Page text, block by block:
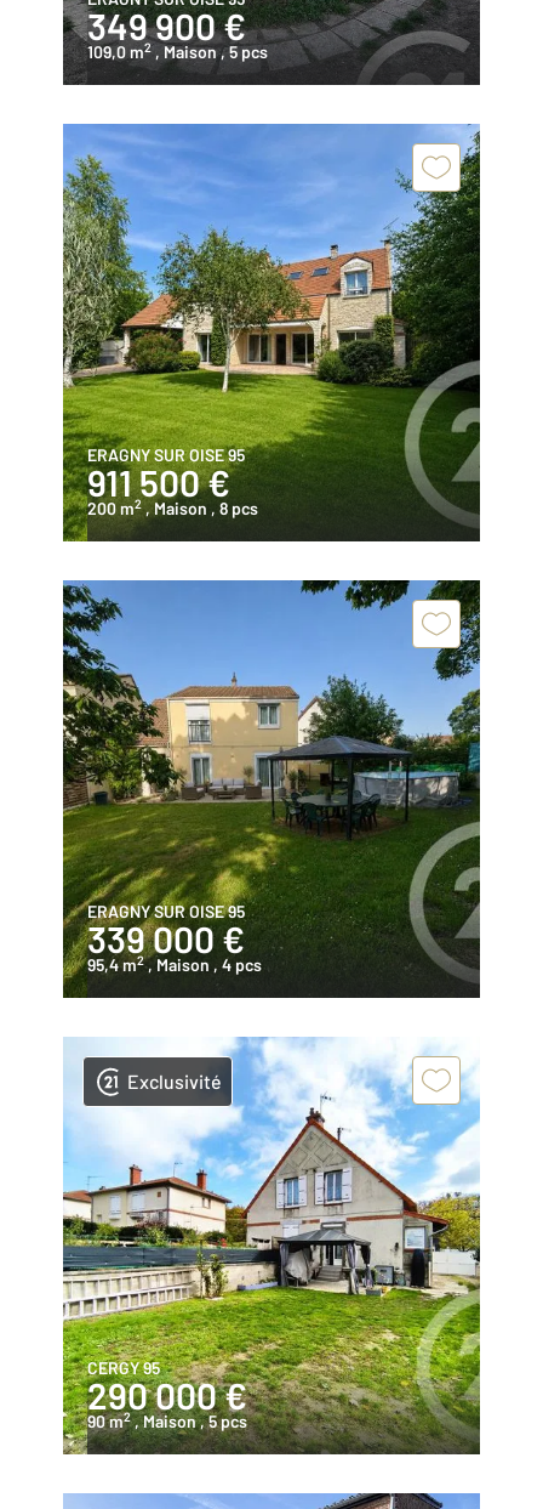
349 900 €
109,0 m2 , Maison , 5 pcs
ERAGNY SUR OISE 95
911 500 €
200 m2 , Maison , 8 pcs
ERAGNY SUR OISE 95
339 000 €
95,4 m2 , Maison , 4 pcs
Exclusivité
CERGY 95
290 000 €
90 m2 , Maison, 5 pcs